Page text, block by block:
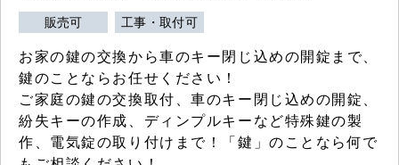
販売可 工事・取付可
お家の鍵の交換から車のキー閉じ込めの開錠まで、
鍵のことならお任せください！
ご家庭の鍵の交換取付、車のキー閉じ込めの開錠、
紛失キーの作成、ディンプルキーなど特殊鍵の製
作、電気錠の取り付けまで！「鍵」のことなら何で